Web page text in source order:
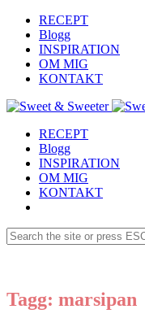
RECEPT
Blogg
INSPIRATION
OM MIG
KONTAKT
RECEPT
Blogg
INSPIRATION
OM MIG
KONTAKT
Tagg: marsipan